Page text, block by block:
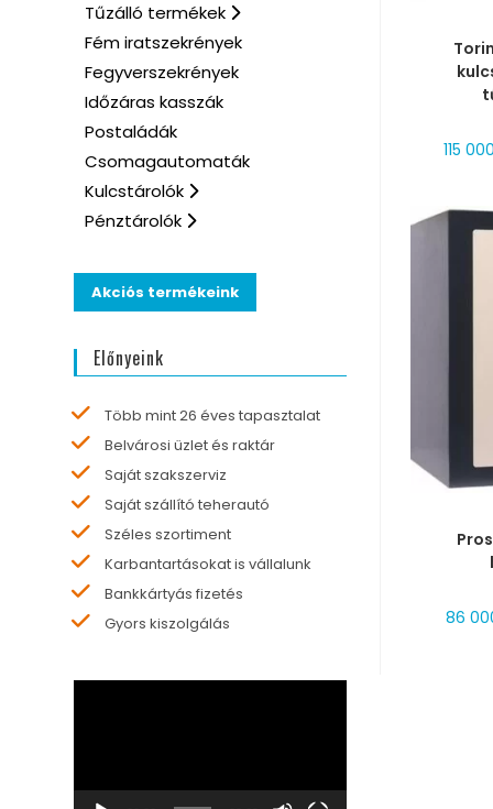
115 000
86
Tűzálló termékek
Fém iratszekrények
Fegyverszekrények
Időzáras kasszák
Postaládák
Csomagautomaták
Kulcstárolók
Pénztárolók
Akciós termékeink
Előnyeink
Több mint 26 éves tapasztalat
Belvárosi üzlet és raktár
Saját szakszerviz
Saját szállító teherautó
Széles szortiment
Karbantartásokat is vállalunk
Bankkártyás fizetés
Gyors kiszolgálás